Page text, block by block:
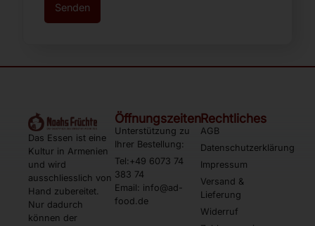
Senden
Das Essen ist eine
Kultur in Armenien
und wird
ausschliesslich von
Hand zubereitet.
Nur dadurch
können der
Öffnungszeiten
Unterstützung zu
Ihrer Bestellung:
Tel:+49 6073 74
383 74
Email: info@ad-
food.de
Rechtliches
AGB
Datenschutzerklärung
Impressum
Versand &
Lieferung
Widerruf